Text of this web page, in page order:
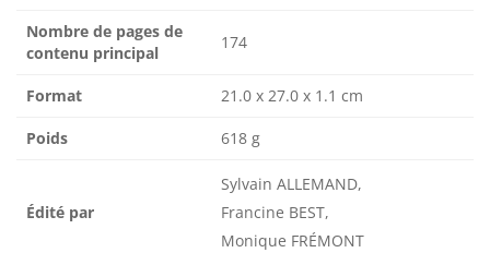
Nombre de pages de
contenu principal
174
Format 21.0 x 27.0 x 1.1 cm
Poids 618 g
Édité par
Sylvain ALLEMAND,
Francine BEST,
Monique FRÉMONT